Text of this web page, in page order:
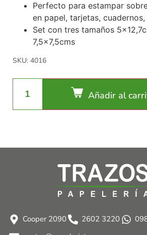
Perfecto para estampar
en papel, tarjetas,
Set con tres tamaños
7,5×7,5cms
SKU: 4016
Añadir al
Cooper 2090 2602 3220